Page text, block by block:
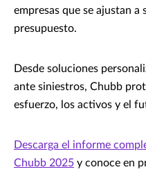
empresas que se ajustan
presupuesto.
Desde soluciones
ante siniestros, Chubb
esfuerzo, los activos y el
Descarga el informe
Chubb 2025 y conoce en